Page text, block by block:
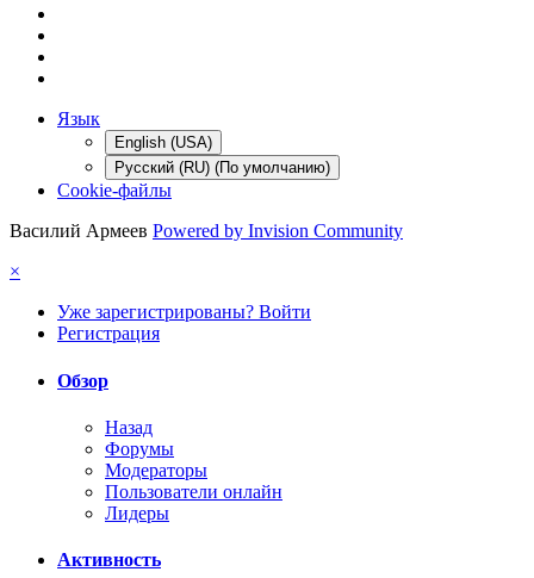
Язык
English (USA)
Русский (RU) (По умолчанию)
Cookie-файлы
Василий Армеев Powered by Invision Community
×
Уже зарегистрированы? Войти
Регистрация
Обзор
Назад
Форумы
Модераторы
Пользователи онлайн
Лидеры
Активность